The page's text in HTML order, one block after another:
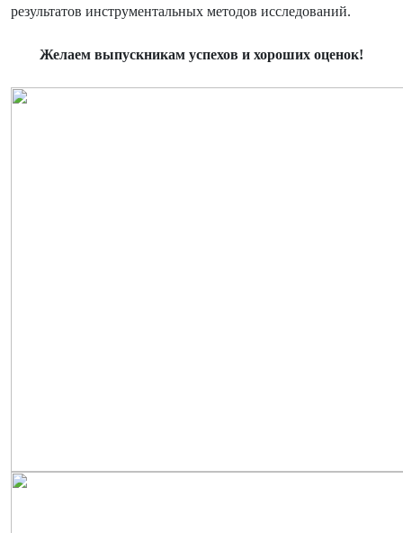
результатов инструментальных методов исследований.
Желаем выпускникам успехов и хороших оценок!